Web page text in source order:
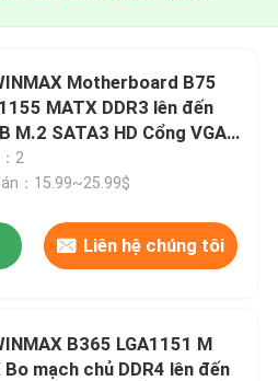
Motherboard B75
MATX DDR3 lên đến
M.2 SATA3 HD Cổng VGA
để bàn cho Office PC & Hệ
kinh doanh
2
：15.99~25.99$
Liên hệ chúng tôi
B365 LGA1151 M
Bo mạch chủ DDR4 lên đến